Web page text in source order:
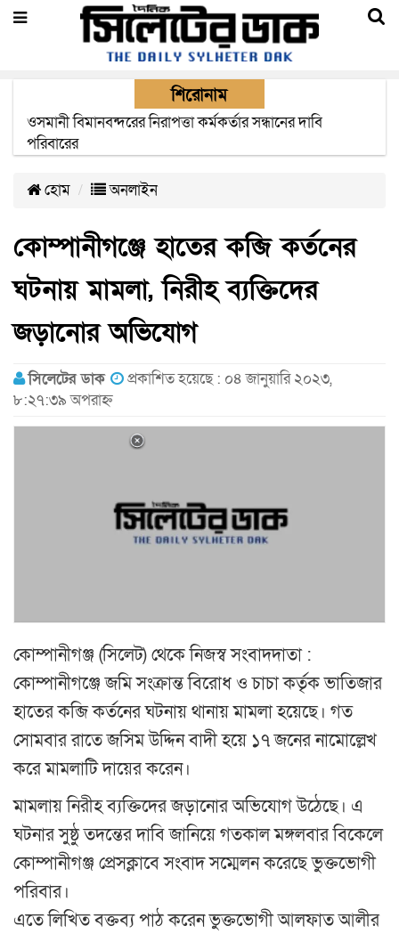
শিরোনাম
এক মাসের মধ্যে সিলেট-জাফলং রেললাইন নির্মাণ প্রকল্পের কাজ
দৃশ্যমান হবে- শ্রম মন্ত্রী
হোম অনলাইন
কোম্পানীগঞ্জে হাতের কব্জি কর্তনের
ঘটনায় মামলা, নিরীহ ব্যক্তিদের
জড়ানোর অভিযোগ
সিলেটের ডাক
প্রকাশিত হয়েছে : ০৪ জানুয়ারি ২০২৩,
৮:২৭:৩৯ অপরাহ্ন
কোম্পানীগঞ্জ (সিলেট) থেকে নিজস্ব সংবাদদাতা :
কোম্পানীগঞ্জে জমি সংক্রান্ত বিরোধ ও চাচা কর্তৃক ভাতিজার
হাতের কব্জি কর্তনের ঘটনায় থানায় মামলা হয়েছে। গত
সোমবার রাতে জসিম উদ্দিন বাদী হয়ে ১৭ জনের নামোল্লেখ
করে মামলাটি দায়ের করেন।
মামলায় নিরীহ ব্যক্তিদের জড়ানোর অভিযোগ উঠেছে। এ
ঘটনার সুষ্ঠু তদন্তের দাবি জানিয়ে গতকাল মঙ্গলবার বিকেলে
কোম্পানীগঞ্জ প্রেসক্লাবে সংবাদ সম্মেলন করেছে ভুক্তভোগী
পরিবার।
এতে লিখিত বক্তব্য পাঠ করেন ভুক্তভোগী আলফাত আলীর